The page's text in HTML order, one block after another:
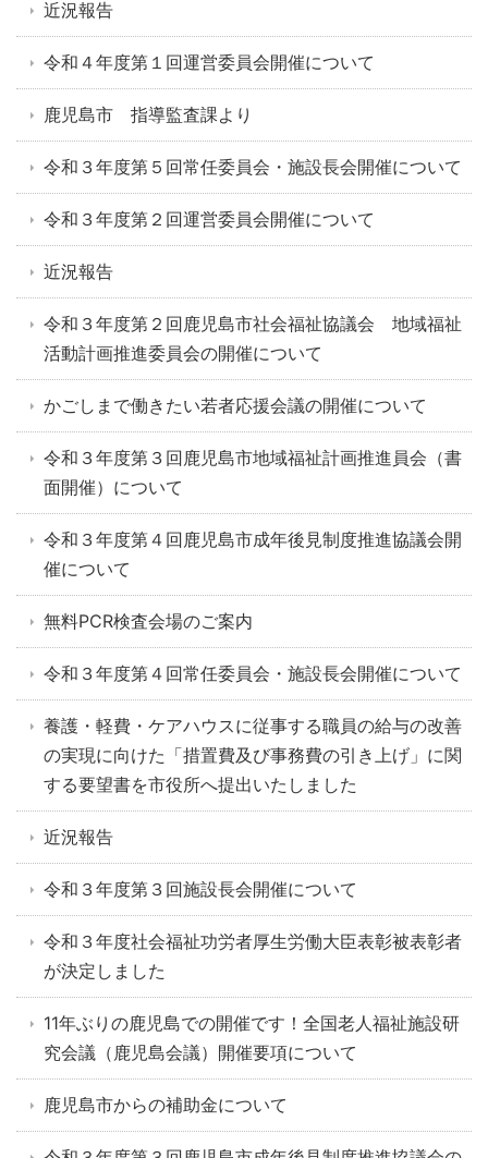
近況報告
令和４年度第１回運営委員会開催について
鹿児島市 指導監査課より
令和３年度第５回常任委員会・施設長会開催について
令和３年度第２回運営委員会開催について
近況報告
令和３年度第２回鹿児島市社会福祉協議会 地域福祉
活動計画推進委員会の開催について
かごしまで働きたい若者応援会議の開催について
令和３年度第３回鹿児島市地域福祉計画推進員会（書
面開催）について
令和３年度第４回鹿児島市成年後見制度推進協議会開
催について
無料PCR検査会場のご案内
令和３年度第４回常任委員会・施設長会開催について
養護・軽費・ケアハウスに従事する職員の給与の改善
の実現に向けた「措置費及び事務費の引き上げ」に関
する要望書を市役所へ提出いたしました
近況報告
令和３年度第３回施設長会開催について
令和３年度社会福祉功労者厚生労働大臣表彰被表彰者
が決定しました
11年ぶりの鹿児島での開催です！全国老人福祉施設研
究会議（鹿児島会議）開催要項について
鹿児島市からの補助金について